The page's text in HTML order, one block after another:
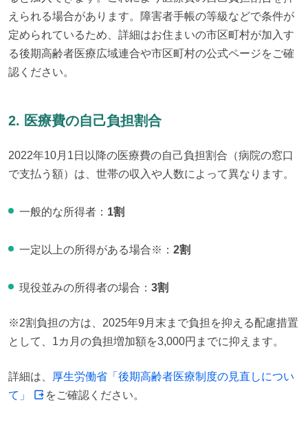
えられる場合があります。障害者手帳の等級などで条件が
定められているため、詳細はお住まいの市区町村が加入す
る後期高齢者医療広域連合や市区町村の公式ページをご確
認ください。
2. 医療費の自己負担割合
2022年10月1日以降の医療費の自己負担割合（病院の窓口
で支払う額）は、世帯の収入や人数によって異なります。
一般的な所得者： 1割
一定以上の所得がある場合※： 2割
現役並みの所得者の場合： 3割
※2割負担の方は、2025年9月末まで負担を抑える配慮措置
として、1カ月の負担増加額を3,000円までに抑えます。
詳細は、
厚生労働省「後期高齢者医療制度の見直しについ
て」
をご確認ください。